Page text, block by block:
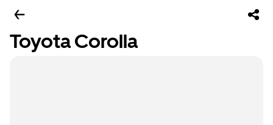
Toyota Corolla